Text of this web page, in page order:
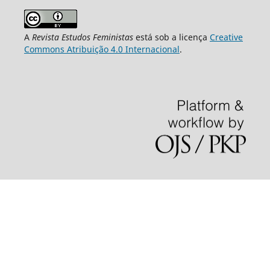
A Revista Estudos Feministasestá sob a licença Creative
Commons Atribuição 4.0 Internacional.